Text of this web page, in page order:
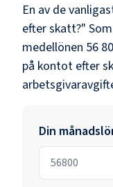
En av de
efter skatt?" Som
medellönen 56
på kontot efter
Din